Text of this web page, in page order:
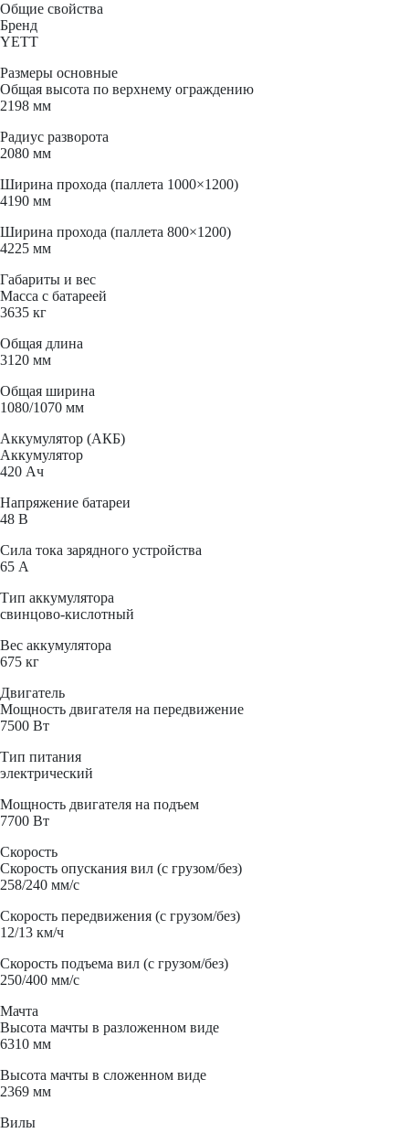
Общие свойства
Бренд
YETT
Размеры основные
Общая высота по верхнему ограждению
2198 мм
Радиус разворота
2080 мм
Ширина прохода (паллета 1000×1200)
4190 мм
Ширина прохода (паллета 800×1200)
4225 мм
Габариты и вес
Масса с батареей
3635 кг
Общая длина
3120 мм
Общая ширина
1080/1070 мм
Аккумулятор (АКБ)
Аккумулятор
420 Ач
Напряжение батареи
48 B
Сила тока зарядного устройства
65 А
Тип аккумулятора
свинцово-кислотный
Вес аккумулятора
675 кг
Двигатель
Мощность двигателя на передвижение
7500 Вт
Тип питания
электрический
Мощность двигателя на подъем
7700 Вт
Скорость
Скорость опускания вил (с грузом/без)
258/240 мм/с
Скорость передвижения (с грузом/без)
12/13 км/ч
Скорость подъема вил (с грузом/без)
250/400 мм/с
Мачта
Высота мачты в разложенном виде
6310 мм
Высота мачты в сложенном виде
2369 мм
Вилы